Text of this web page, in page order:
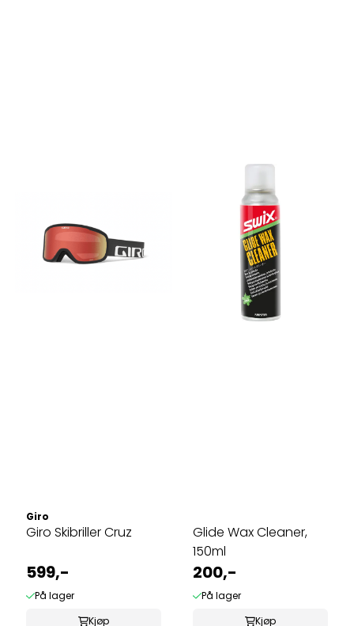
Giro
Giro Skibriller Cruz
599,-
På lager
Kjøp
Glide Wax Cleaner,
150ml
200,-
På lager
Kjøp